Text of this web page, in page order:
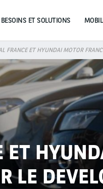
BESOINS ET SOLUTIONS
FRANCE ET HYUNDAI MOTOR
ET
LE